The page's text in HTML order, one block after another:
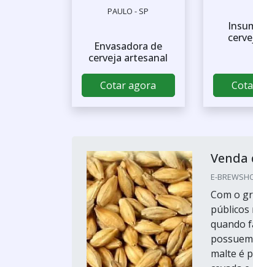
PAULO - SP
Envasadora de
cerveja artesanal
Cotar agora
Venda
E-
Com o
públicos
quando
malte é